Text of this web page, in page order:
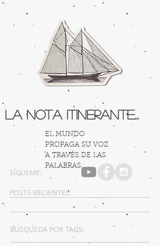
La Nota Itinerante...
EL MUNDO
PROPAGA SU VOZ
A TRAVÉS DE LAS
PALABRAS...
SÍGUEME:
POSTS RECIENTES:
BÚSQUEDA POR TAGS: